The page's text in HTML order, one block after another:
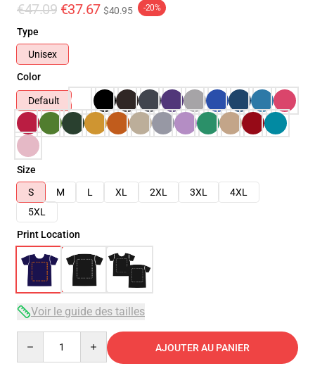
€47.09 €37.67 $40.95 -20%
Type
Unisex
Color
Default
Size
S
M L XL 2XL 3XL
4XL
5XL
Print Location
Voir le guide des tailles
AJOUTER AU PANIER